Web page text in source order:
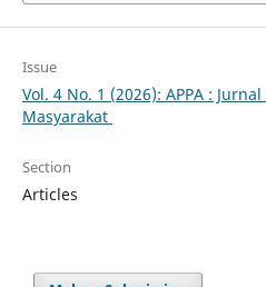
Issue
Vol. 4 No. 1 (2026): APPA :
Masyarakat
Section
Articles